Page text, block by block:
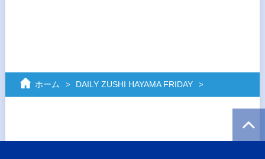
ホーム DAILY ZUSHI HAYAMA FRIDAY